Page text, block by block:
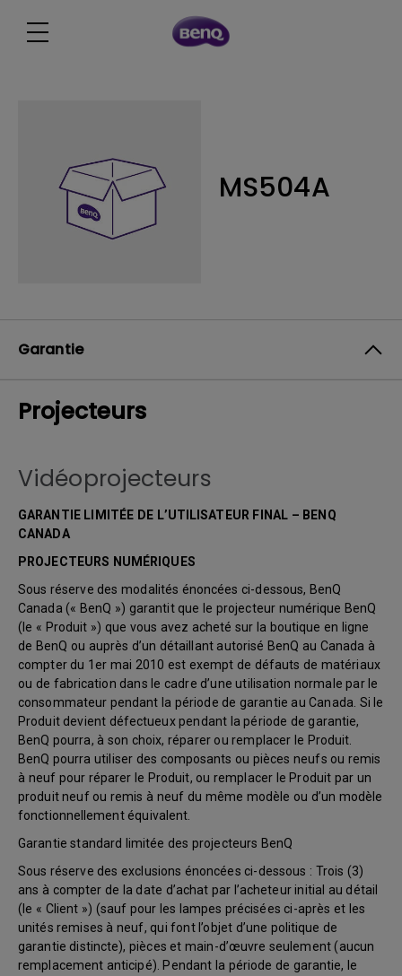
MS504A
Garantie
Projecteurs
Vidéoprojecteurs
GARANTIE LIMITÉE DE L’UTILISATEUR FINAL – BENQ
CANADA
PROJECTEURS NUMÉRIQUES
Sous réserve des modalités énoncées ci-dessous, BenQ
Canada (« BenQ ») garantit que le projecteur numérique BenQ
(le « Produit ») que vous avez acheté sur la boutique en ligne
de BenQ ou auprès d’un détaillant autorisé BenQ au Canada à
compter du 1er mai 2010 est exempt de défauts de matériaux
ou de fabrication dans le cadre d’une utilisation normale par le
consommateur pendant la période de garantie au Canada. Si le
Produit devient défectueux pendant la période de garantie,
BenQ pourra, à son choix, réparer ou remplacer le Produit.
BenQ pourra utiliser des composants ou pièces neufs ou remis
à neuf pour réparer le Produit, ou remplacer le Produit par un
produit neuf ou remis à neuf du même modèle ou d’un modèle
fonctionnellement équivalent.
Garantie standard limitée des projecteurs BenQ
Sous réserve des exclusions énoncées ci-dessous : Trois (3)
ans à compter de la date d’achat par l’acheteur initial au détail
(le « Client ») (sauf pour les lampes précisées ci-après et les
unités remises à neuf, qui font l’objet d’une politique de
garantie distincte), pièces et main-d’œuvre seulement (aucun
remplacement anticipé). Pendant la période de garantie, le